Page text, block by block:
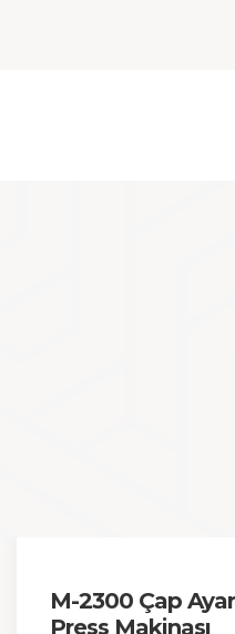
M-2300 Çap
Press Makinası